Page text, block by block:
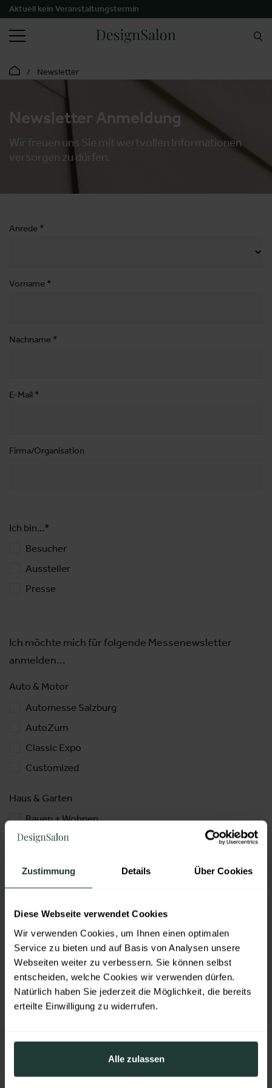
Zustimmung Details Über Cookies
Diese Webseite verwendet Cookies
Wir verwenden Cookies, um Ihnen einen optimalen
Service zu bieten und auf Basis von Analysen unsere
Webseiten weiter zu verbessern. Sie können selbst
entscheiden, welche Cookies wir verwenden dürfen.
Natürlich haben Sie jederzeit die Möglichkeit, die bereits
erteilte Einwilligung zu widerrufen.
Alle zulassen
Aktuell kein Veranstaltungstermin
SUCHEN
Newsletter
Newsletter Anmeldung
Wir freuen uns Sie mit wertvollen Informationen
versorgen zu dürfen.
Anrede
Vorname
Nachname
E-Mail
Firma/Organisation
Ich bin...
Besucher
Aussteller
Presse
Ich möchte mich für folgende Messenewsletter
anmelden...
Auto & Motor
Automesse Salzburg
AutoZum
Classic Expo
Customized
Haus & Garten
Bauen + Wohnen
DesignSalon
Garten Salzburg
Freizeit & Lifestyle
Alles für den Gast
Die Salzburger DULT
Freizeit Messe Salzburg
LEVEL UP
Special Interest
Die Hohe Jagd & Fischerei